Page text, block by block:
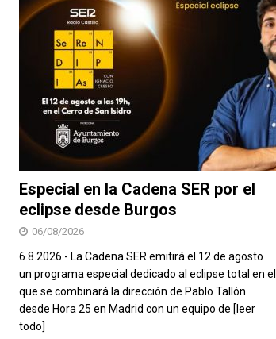
Especial en la Cadena SER por el
eclipse desde Burgos
06/08/2026
6.8.2026.- La Cadena SER emitirá el 12 de agosto
un programa especial dedicado al eclipse total en el
que se combinará la dirección de Pablo Tallón
desde Hora 25 en Madrid con un equipo de [leer
todo]